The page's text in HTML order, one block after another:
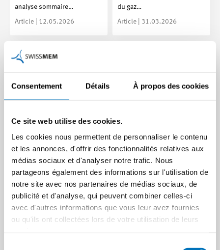
Consentement Détails À propos des cookies
Ce site web utilise des cookies.
Les cookies nous permettent de personnaliser le contenu
et les annonces, d'offrir des fonctionnalités relatives aux
médias sociaux et d'analyser notre trafic. Nous
partageons également des informations sur l'utilisation de
notre site avec nos partenaires de médias sociaux, de
publicité et d'analyse, qui peuvent combiner celles-ci
avec d'autres informations que vous leur avez fournies
ou qu'ils ont collectées lors de votre utilisation de leurs
analyse sommaire…
Article | 12.05.2026
du gaz…
Article | 31.03.2026
Les émissions de CO 2
ont atteint leur plus bas
niveau historique
Les membres de Swissmem
ont réduit leurs émissions de
64% depuis 1990, malgré
Pourquoi l’industrie tech
veut conserver l’option
du nucléaire
Pour être compétitive,
l’industrie tech suisse a
besoin d’un